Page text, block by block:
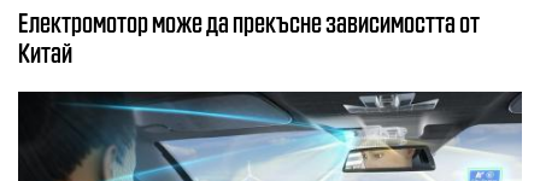
Електромотор може да прекъсне зависимостта от
Китай